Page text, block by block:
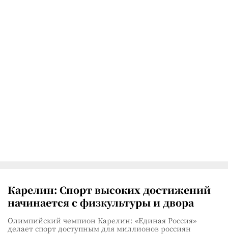
Карелин: Спорт высоких достижений
начинается с физкультуры и двора
Олимпийский чемпион Карелин: «Единая Россия»
делает спорт доступным для миллионов россиян